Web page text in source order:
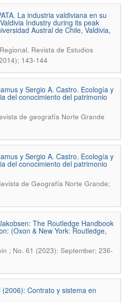
La industria valdiviana en su
Industry during its peak
Austral de Chile, Valdivia,
Revista de Estudios
143-144
y Sergio A. Castro. Ecología y
del conocimiento del patrimonio
de geografía Norte Grande
y Sergio A. Castro. Ecología y
del conocimiento del patrimonio
de Geografía Norte Grande;
The Routledge Handbook
(Oxon & New York: Routledge,
; No. 61 (2023): September; 236-
(2006): Contrato y sistema en